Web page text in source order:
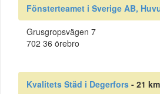
Fönsterteamet i Sverige AB,
Grusgropsvägen 7
702 36 örebro
Kvalitets Städ i Degerfors - 21 km